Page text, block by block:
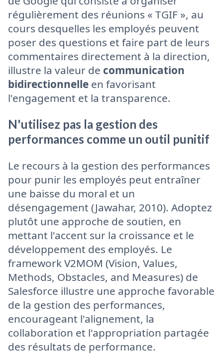
régulièrement des réunions « TGIF », au
cours desquelles les employés peuvent
poser des questions et faire part de leurs
commentaires directement à la direction,
illustre la valeur de communication
bidirectionnelle en favorisant
l'engagement et la transparence.
N'utilisez pas la gestion des
performances comme un outil punitif
Le recours à la gestion des performances
pour punir les employés peut entraîner
une baisse du moral et un
désengagement (Jawahar, 2010). Adoptez
plutôt une approche de soutien, en
mettant l'accent sur la croissance et le
développement des employés. Le
framework V2MOM (Vision, Values,
Methods, Obstacles, and Measures) de
Salesforce illustre une approche favorable
de la gestion des performances,
encourageant l'alignement, la
collaboration et l'appropriation partagée
des résultats de performance.